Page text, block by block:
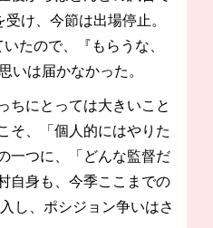
け、今節は出場停止。
たので、『もらうな、
いは届かなかった。
ちにとっては大きいこと
そ、「個人的にはやりた
一つに、「どんな監督だ
自身も、今季ここまでの
し、ポシジョン争いはさ